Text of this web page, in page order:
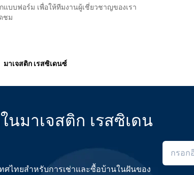
บบฟอร์ม เพื่อให้ทีมงานผู้เชี่ยวชาญของเรา
ชม
มาเจสติก เรสซิเดนซ์
มาเจสติก เรสซิเดน
ศไทยสำหรับการเช่าและซื้อบ้านในฝันของ